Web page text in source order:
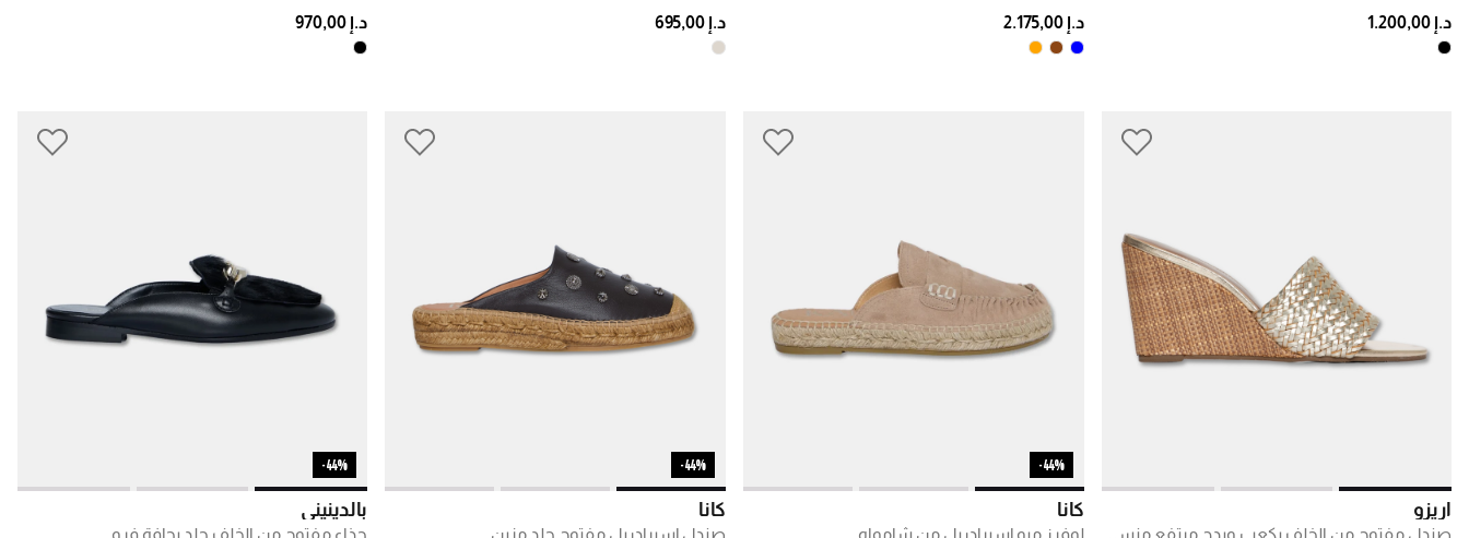
د.إ 1.200,00
د.إ 2.175,00
د.إ 695,00
د.إ 970,00
أريزو
44%-
كانا
44%-
كانا
44%-
بالدينيني